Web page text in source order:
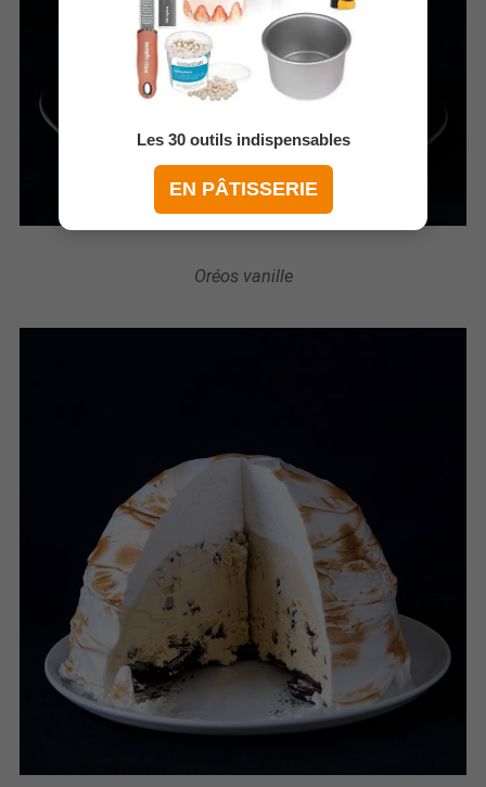
Oréos vanille
Les 30 outils indispensables
EN PÂTISSERIE